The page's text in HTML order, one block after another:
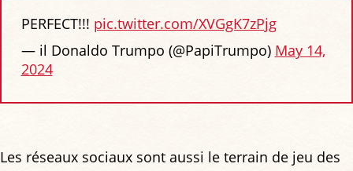
PERFECT!!! pic.twitter.com/XVGgK7zPjg
— il Donaldo Trumpo (@PapiTrumpo) May 14,
2024
Les réseaux sociaux sont aussi le terrain de jeu des